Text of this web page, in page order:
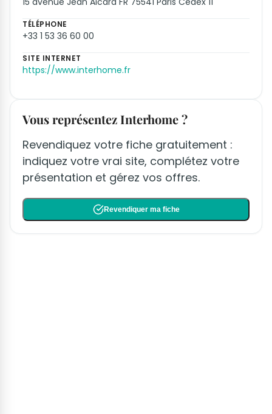
TÉLÉPHONE
+33 1 53 36 60 00
SITE INTERNET
https://www.interhome.fr
Vous représentez Interhome ?
Revendiquez votre fiche gratuitement :
indiquez votre vrai site, complétez votre
présentation et gérez vos offres.
Revendiquer ma fiche